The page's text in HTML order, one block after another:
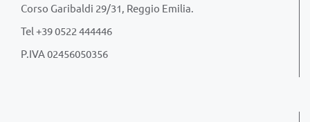
Corso Garibaldi 29/31, Reggio Emilia.
Tel +39 0522 444446
P.IVA 02456050356